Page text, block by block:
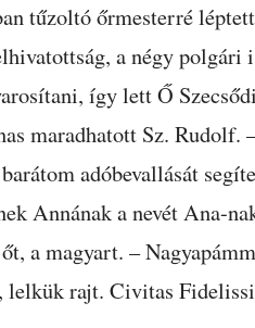
tűzoltó őrmesterré
a négy polgári
így lett Ő
maradhatott Sz. Rudolf.
adóbevallását
Annának a nevét Ana-
a magyart. –
lelkük rajt. Civitas